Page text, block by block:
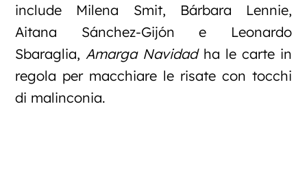
include Milena Smit, Bárbara Lennie,
Aitana Sánchez-Gijón e Leonardo
Sbaraglia, Amarga Navidadha le carte in
regola per macchiare le risate con tocchi
di malinconia.